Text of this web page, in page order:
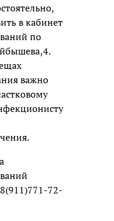
в кабинет
по
важно
72-